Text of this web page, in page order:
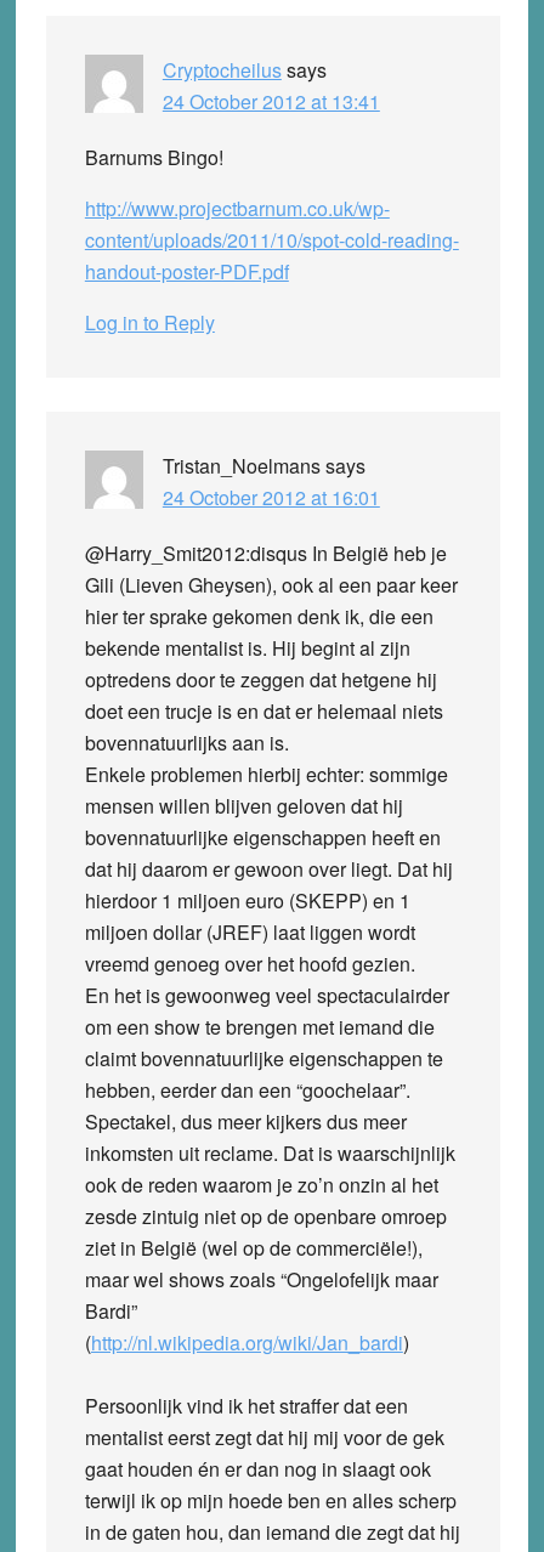
Cryptocheilussays
24 October 2012 at 13:41
Barnums Bingo!
http://www.projectbarnum.co.uk/wp-
content/uploads/2011/10/spot-cold-reading-
handout-poster-PDF.pdf
Log in to Reply
Tristan_Noelmanssays
24 October 2012 at 16:01
@Harry_Smit2012:disqus In België heb je
Gili (Lieven Gheysen), ook al een paar keer
hier ter sprake gekomen denk ik, die een
bekende mentalist is. Hij begint al zijn
optredens door te zeggen dat hetgene hij
doet een trucje is en dat er helemaal niets
bovennatuurlijks aan is.
Enkele problemen hierbij echter: sommige
mensen willen blijven geloven dat hij
bovennatuurlijke eigenschappen heeft en
dat hij daarom er gewoon over liegt. Dat hij
hierdoor 1 miljoen euro (SKEPP) en 1
miljoen dollar (JREF) laat liggen wordt
vreemd genoeg over het hoofd gezien.
En het is gewoonweg veel spectaculairder
om een show te brengen met iemand die
claimt bovennatuurlijke eigenschappen te
hebben, eerder dan een “goochelaar”.
Spectakel, dus meer kijkers dus meer
inkomsten uit reclame. Dat is waarschijnlijk
ook de reden waarom je zo’n onzin al het
zesde zintuig niet op de openbare omroep
ziet in België (wel op de commerciële!),
maar wel shows zoals “Ongelofelijk maar
Bardi”
(http://nl.wikipedia.org/wiki/Jan_bardi)
Persoonlijk vind ik het straffer dat een
mentalist eerst zegt dat hij mij voor de gek
gaat houden én er dan nog in slaagt ook
terwijl ik op mijn hoede ben en alles scherp
in de gaten hou, dan iemand die zegt dat hij